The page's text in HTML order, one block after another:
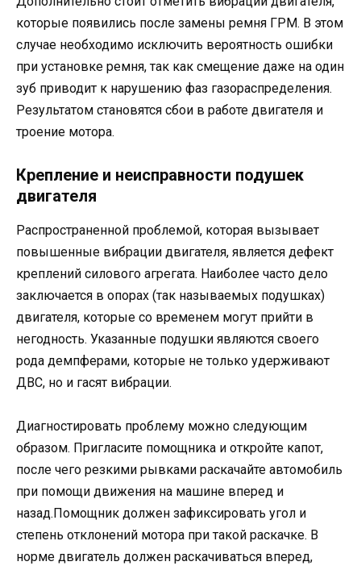
которые появились после замены ремня ГРМ. В этом
случае необходимо исключить вероятность ошибки
при установке ремня, так как смещение даже на один
зуб приводит к нарушению фаз газораспределения.
Результатом становятся сбои в работе двигателя и
троение мотора.
Крепление и неисправности подушек
двигателя
Распространенной проблемой, которая вызывает
повышенные вибрации двигателя, является дефект
креплений силового агрегата. Наиболее часто дело
заключается в опорах (так называемых подушках)
двигателя, которые со временем могут прийти в
негодность. Указанные подушки являются своего
рода демпферами, которые не только удерживают
ДВС, но и гасят вибрации.
Диагностировать проблему можно следующим
образом. Пригласите помощника и откройте капот,
после чего резкими рывками раскачайте автомобиль
при помощи движения на машине вперед и
назад.Помощник должен зафиксировать угол и
степень отклонений мотора при такой раскачке. В
норме двигатель должен раскачиваться вперед,